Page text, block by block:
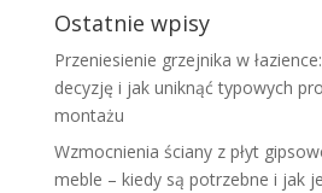
Ostatnie wpisy
Przeniesienie grzejnika w
decyzję i jak uniknąć typowych
montażu
Wzmocnienia ściany z płyt
meble – kiedy są potrzebne i jak